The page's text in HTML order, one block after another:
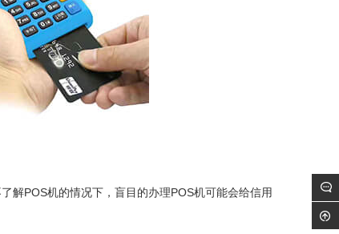
解POS机的情况下，盲目的办理POS机可能会给信用